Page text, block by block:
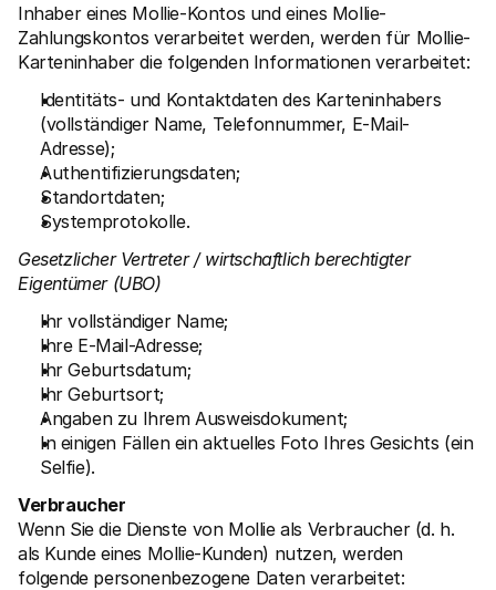
Inhaber eines Mollie-Kontos und eines Mollie-
Zahlungskontos verarbeitet werden, werden für Mollie-
Karteninhaber die folgenden Informationen verarbeitet:
Identitäts- und Kontaktdaten des Karteninhabers
(vollständiger Name, Telefonnummer, E-Mail-
Adresse);
Authentifizierungsdaten;
Standortdaten;
Systemprotokolle.
Gesetzlicher Vertreter / wirtschaftlich berechtigter
Eigentümer (UBO)
Ihr vollständiger Name;
Ihre E-Mail-Adresse;
Ihr Geburtsdatum;
Ihr Geburtsort;
Angaben zu Ihrem Ausweisdokument;
In einigen Fällen ein aktuelles Foto Ihres Gesichts (ein
Selfie).
Verbraucher
Wenn Sie die Dienste von Mollie als Verbraucher (d. h.
als Kunde eines Mollie-Kunden) nutzen, werden
folgende personenbezogene Daten verarbeitet: